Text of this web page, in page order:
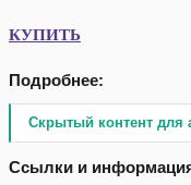
КУПИТЬ
Подробнее:
Скрытый контент для
Ссылки и